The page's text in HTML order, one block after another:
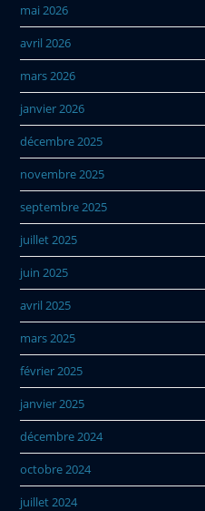
mai 2026
avril 2026
mars 2026
janvier 2026
décembre 2025
novembre 2025
septembre 2025
juillet 2025
juin 2025
avril 2025
mars 2025
février 2025
janvier 2025
décembre 2024
octobre 2024
juillet 2024